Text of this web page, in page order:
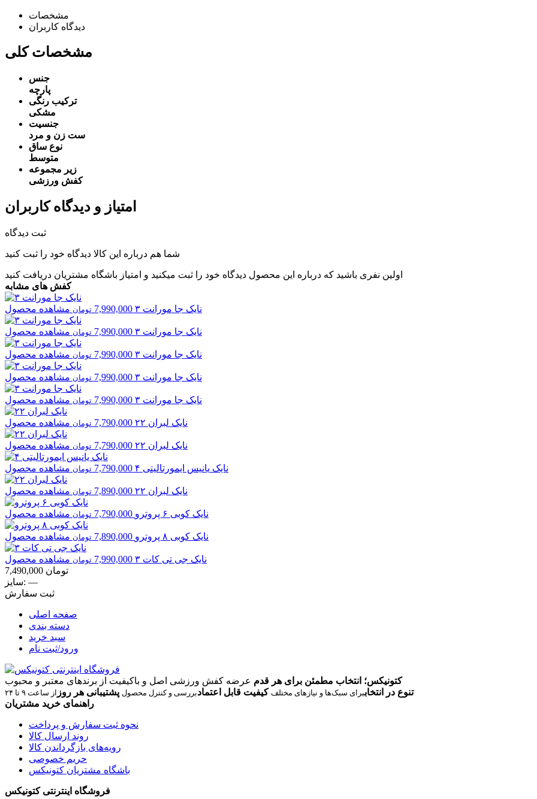
مشخصات
دیدگاه کاربران
مشخصات کلی
جنس
پارچه
ترکیب رنگی
مشکی
جنسیت
ست زن و مرد
نوع ساق
متوسط
زیر مجموعه
کفش ورزشی
امتیاز و دیدگاه کاربران
ثبت دیدگاه
شما هم درباره این کالا دیدگاه خود را ثبت کنید
اولین نفری باشید که درباره این محصول دیدگاه خود را ثبت میکنید و امتیاز باشگاه مشتریان دریافت کنید
کفش های مشابه
نایک جا مورانت ۳ 7,990,000 تومان مشاهده محصول
نایک جا مورانت ۳ 7,990,000 تومان مشاهده محصول
نایک جا مورانت ۳ 7,990,000 تومان مشاهده محصول
نایک جا مورانت ۳ 7,990,000 تومان مشاهده محصول
نایک جا مورانت ۳ 7,990,000 تومان مشاهده محصول
نایک لبران ۲۲ 7,790,000 تومان مشاهده محصول
نایک لبران ۲۲ 7,790,000 تومان مشاهده محصول
نایک یانیس ایمورتالیتی ۴ 7,790,000 تومان مشاهده محصول
نایک لبران ۲۲ 7,890,000 تومان مشاهده محصول
نایک کوبی ۶ پروترو 7,790,000 تومان مشاهده محصول
نایک کوبی ۸ پروترو 7,890,000 تومان مشاهده محصول
نایک جی تی کات ۳ 7,990,000 تومان مشاهده محصول
7,490,000 تومان
سایز: —
ثبت سفارش
صفحه اصلی
دسته بندی
سبد خرید
ورود/ثبت نام
کتونیکس؛ انتخاب مطمئن برای هر قدم عرضه کفش ورزشی اصل و باکیفیت از برندهای معتبر و محبوب
تنوع در انتخاببرای سبک‌ها و نیازهای مختلف کیفیت قابل اعتمادبررسی و کنترل محصول پشتیبانی هر روز از ساعت ۹ تا ۲۴
راهنمای خرید مشتریان
نحوه ثبت سفارش و پرداخت
روند ارسال کالا
رویه‌های بازگرداندن کالا
حریم خصوصی
باشگاه مشتریان کتونیکس
فروشگاه اینترنتی کتونیکس